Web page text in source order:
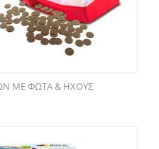
ΜΕ ΦΩΤΑ & ΗΧΟΥΣ